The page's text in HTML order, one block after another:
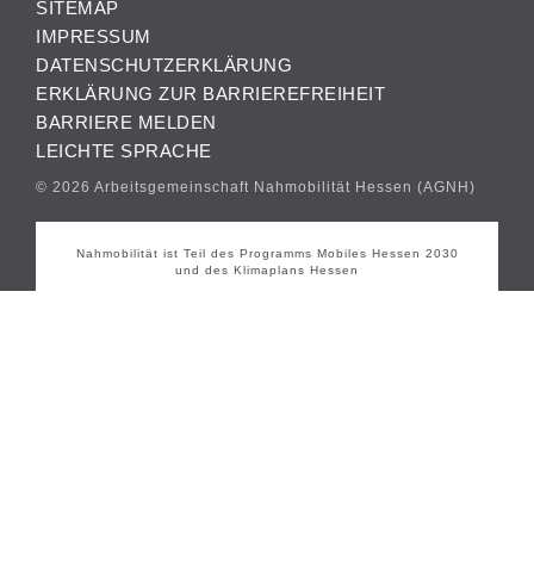
SITEMAP
IMPRESSUM
DATENSCHUTZERKLÄRUNG
ERKLÄRUNG ZUR BARRIEREFREIHEIT
BARRIERE MELDEN
LEICHTE SPRACHE
© 2026 Arbeitsgemeinschaft Nahmobilität Hessen (AGNH)
Nahmobilität ist Teil des Programms Mobiles Hessen 2030
und des Klimaplans Hessen